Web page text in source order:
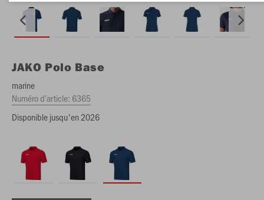
JAKO Polo Base
marine
Numéro d’article: 6365
Disponible jusqu'en 2026